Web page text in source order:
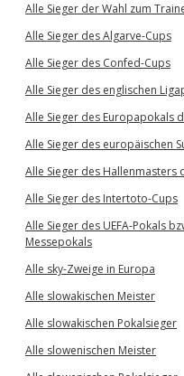
Alle Sieger der Wahl zum
Alle Sieger des Algarve-Cups
Alle Sieger des Confed-Cups
Alle Sieger des englischen
Alle Sieger des Europapokals
Alle Sieger des europäischen
Alle Sieger des Hallenmasters
Alle Sieger des Intertoto-Cups
Alle Sieger des UEFA-Pokals
Messepokals
Alle sky-Zweige in Europa
Alle slowakischen Meister
Alle slowakischen Pokalsieger
Alle slowenischen Meister